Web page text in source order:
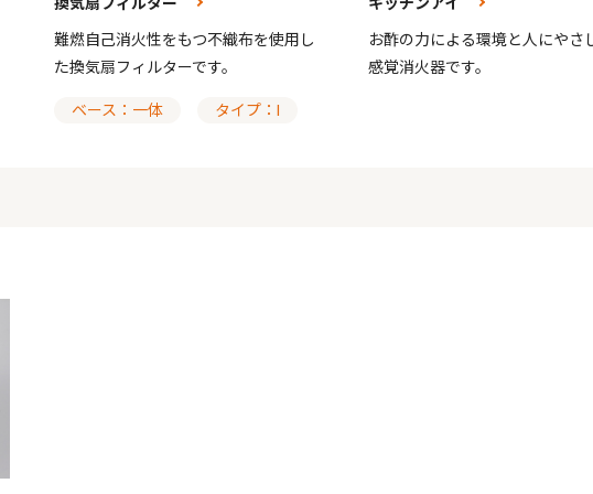
難燃自己消火性をもつ不織布を使用し
た換気扇フィルターです。
ベース：一体
タイプ：I
お酢の力による環境と人にやさ
感覚消火器です。